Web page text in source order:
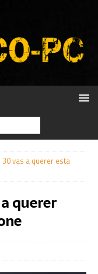
vas a querer esta
querer